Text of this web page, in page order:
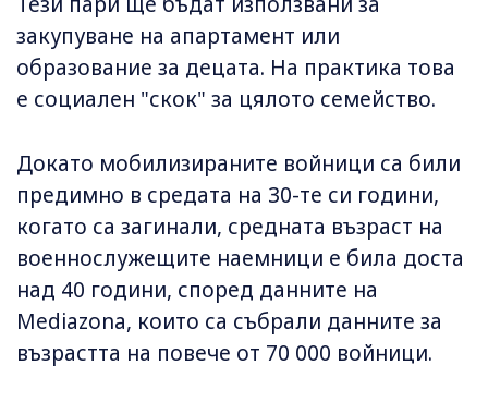
закупуване на апартамент или
образование за децата. На практика това
е социален "скок" за цялото семейство.
Докато мобилизираните войници са били
предимно в средата на 30-те си години,
когато са загинали, средната възраст на
военнослужещите наемници е била доста
над 40 години, според данните на
Mediazona, които са събрали данните за
възрастта на повече от 70 000 войници.